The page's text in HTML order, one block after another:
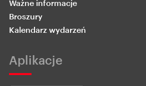
Ważne informacje
Broszury
Kalendarz wydarzeń
Aplikacje